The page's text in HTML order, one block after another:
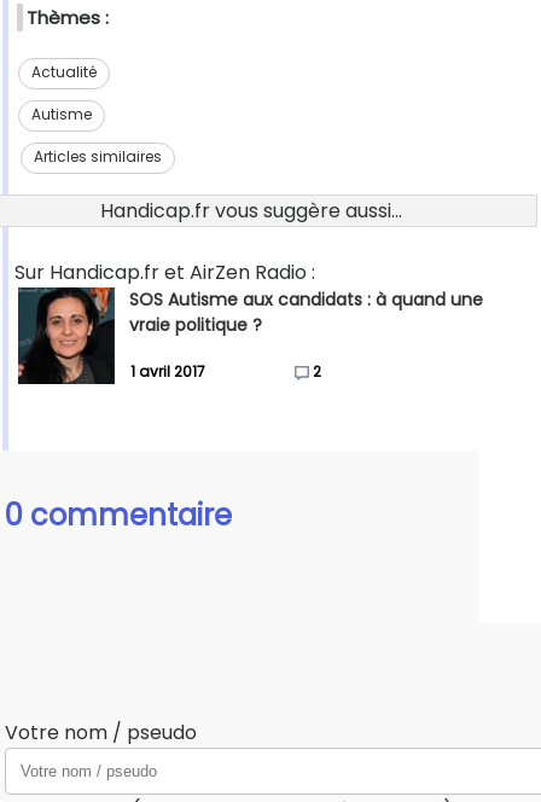
Thèmes :
Actualité
Autisme
Articles similaires
Handicap.fr vous suggère aussi...
Sur Handicap.fr et AirZen Radio :
SOS Autisme aux candidats : à quand une
vraie politique ?
1 avril 2017 2
0 commentaire
Votre nom / pseudo